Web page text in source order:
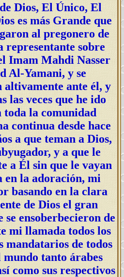
Dios, El Único, El
es más Grande que
al pregonero de
representante sobre
Imam Mahdi Nasser
Al-Yamani, y se
altivamente ante él, y
las veces que he ido
la comunidad
continua desde hace
a que teman a Dios,
y a que le
a Él sin que le vayan
en la adoración, mi
basando en la clara
de Dios el gran
ensoberbecieron de
mi llamada todos los
mandatarios de todos
mundo tanto árabes
como sus respectivos